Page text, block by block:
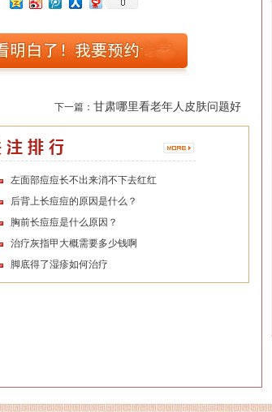
下一篇： 甘肃哪里看老年人皮肤问题好
左面部痘痘长不出来消不下去红红
后背上长痘痘的原因是什么？
胸前长痘痘是什么原因？
治疗灰指甲大概需要多少钱啊
脚底得了湿疹如何治疗